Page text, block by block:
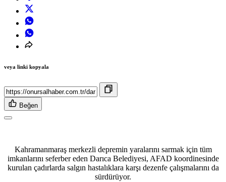
veya linki kopyala
Beğen
Kahramanmaraş merkezli depremin yaralarını sarmak için tüm
imkanlarını seferber eden Darıca Belediyesi, AFAD koordinesinde
kurulan çadırlarda salgın hastalıklara karşı dezenfe çalışmalarını da
sürdürüyor.